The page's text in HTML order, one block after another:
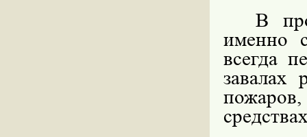
В
именно
всегда